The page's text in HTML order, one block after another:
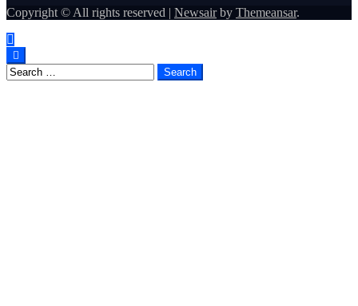
Copyright © All rights reserved | Newsairby Themeansar.
Search
for: